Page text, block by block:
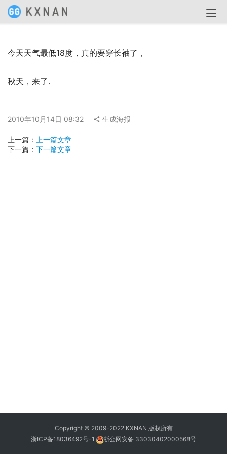
今天天气最低18度，真的要穿长袖了，
秋天，来了.
2010年10月14日 08:32 生成海报
上一篇：
上一篇文章
下一篇： 下一篇文章
Copyright © 2009-2022 KXNAN 版权所有
浙ICP备18036492号-1
浙公网安备 33030402000568号